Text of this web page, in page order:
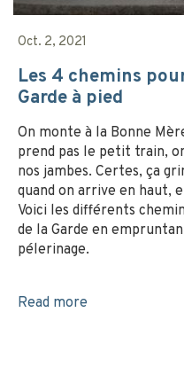
Oct. 2, 2021
Les 4 chemins
Garde à pied
On monte à la Bonne
prend pas le petit train,
nos jambes. Certes, ça
quand on arrive en haut,
Voici les différents
de la Garde en
pélerinage.
Read more